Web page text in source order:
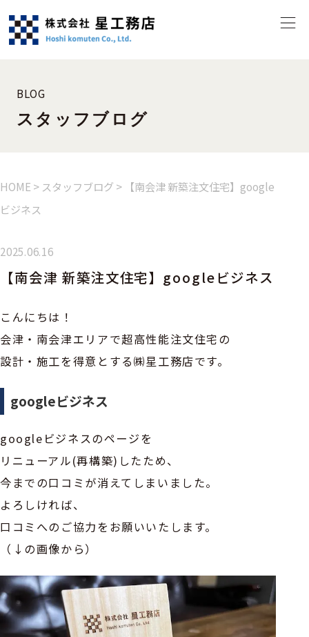
BLOG
スタッフブログ
HOME > スタッフブログ > 【南会津 新築注文住宅】google
ビジネス
2025.06.16
【南会津 新築注文住宅】googleビジネス
こんにちは！
会津・南会津エリアで超高性能注文住宅の
設計・施工を得意とする㈱星工務店です。
googleビジネス
googleビジネスのページを
リニューアル(再構築)したため、
今までの口コミが消えてしまいました。
よろしければ、
口コミへのご協力をお願いいたします。
（↓の画像から）